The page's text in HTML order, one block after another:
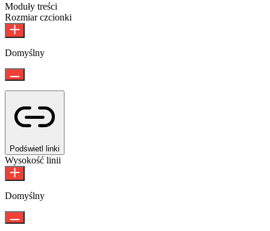
Moduły treści
Rozmiar czcionki
Domyślny
Podświetl linki
Wysokość linii
Domyślny